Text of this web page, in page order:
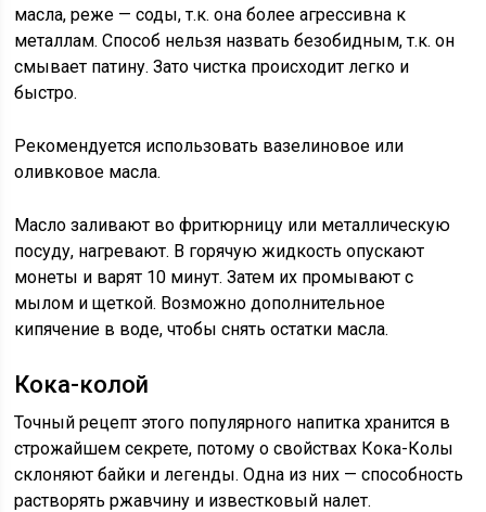
масла, реже — соды, т.к. она более агрессивна к
металлам. Способ нельзя назвать безобидным, т.к. он
смывает патину. Зато чистка происходит легко и
быстро.
Рекомендуется использовать вазелиновое или
оливковое масла.
Масло заливают во фритюрницу или металлическую
посуду, нагревают. В горячую жидкость опускают
монеты и варят 10 минут. Затем их промывают с
мылом и щеткой. Возможно дополнительное
кипячение в воде, чтобы снять остатки масла.
Кока-колой
Точный рецепт этого популярного напитка хранится в
строжайшем секрете, потому о свойствах Кока-Колы
склоняют байки и легенды. Одна из них — способность
растворять ржавчину и известковый налет.